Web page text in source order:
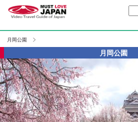
月岡公園
月岡公園